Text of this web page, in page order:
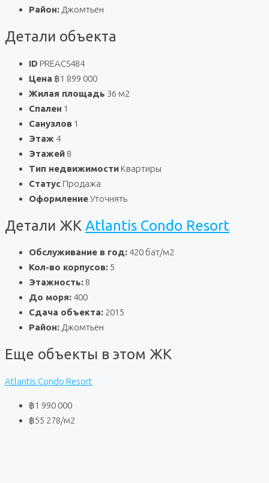
Район: Джомтьен
Детали объекта
ID PREACS484
Цена ฿1 899 000
Жилая площадь 36 м2
Спален 1
Санузлов 1
Этаж 4
Этажей 8
Тип недвижимости Квартиры
Статус Продажа
ОформлениеУточнять
Детали ЖК Atlantis Condo Resort
Обслуживание в год: 420 бат/м2
Кол-во корпусов: 5
Этажность: 8
До моря: 400
Сдача объекта: 2015
Район: Джомтьен
Еще объекты в этом ЖК
Atlantis Condo Resort
฿1 990 000
฿55 278/м2